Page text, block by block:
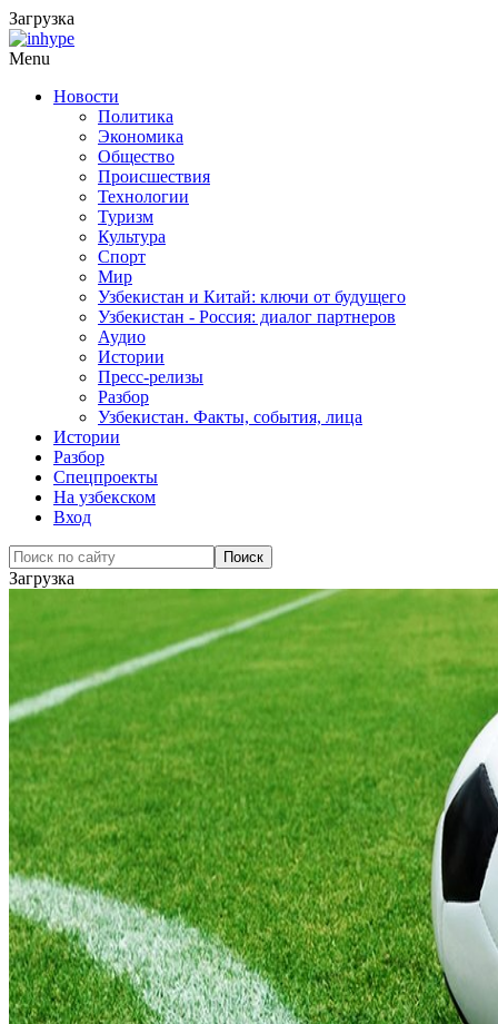
Загрузка
Menu
Новости
Политика
Экономика
Общество
Происшествия
Технологии
Туризм
Культура
Спорт
Мир
Узбекистан и Китай: ключи от будущего
Узбекистан - Россия: диалог партнеров
Аудио
Истории
Пресс-релизы
Разбор
Узбекистан. Факты, события, лица
Истории
Разбор
Спецпроекты
На узбекском
Вход
Загрузка